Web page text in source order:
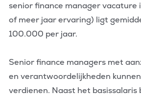
senior finance manager vacature
of meer jaar ervaring) ligt
100.000 per jaar.
Senior finance managers met
en verantwoordelijkheden
verdienen. Naast het basissalaris